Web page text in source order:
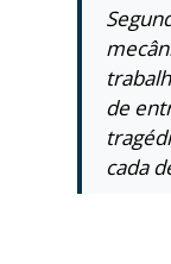
de
cada